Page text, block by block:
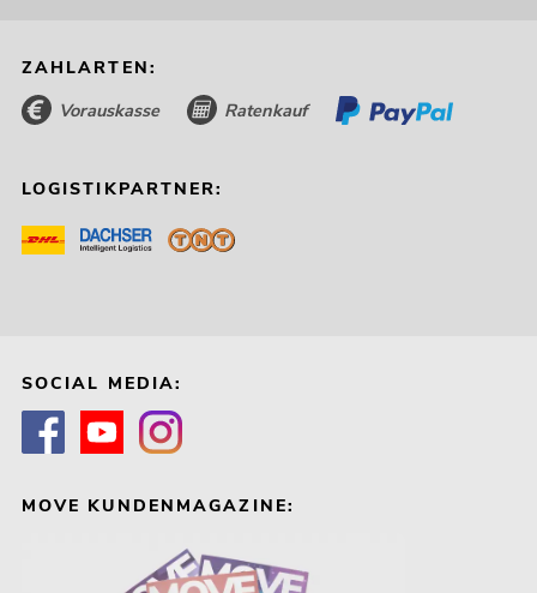
ZAHLARTEN:
Vorauskasse Ratenkauf
LOGISTIKPARTNER:
SOCIAL MEDIA:
MOVE KUNDENMAGAZINE: